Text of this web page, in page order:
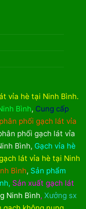
vỉa hè tại Ninh Bình.
Bình, Cung cấp
phối gạch lát vỉa
phối gạch lát vỉa
Bình, Gạch vỉa hè
lát vỉa hè tại Ninh
Bình, Sản phẩm
, Sản xuất gạch lát
Ninh Bình, Xưởng sx